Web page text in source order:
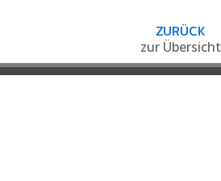
ZURÜCK
zur Übersicht